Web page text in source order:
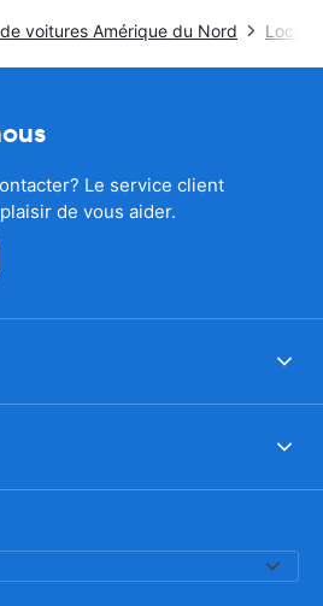
voitures Amérique du Nord
Le service client
de vous aider.